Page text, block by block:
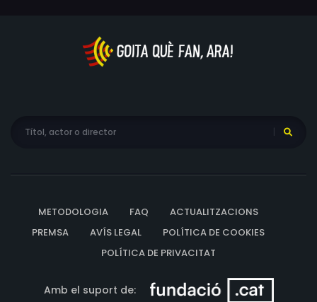
METODOLOGIA FAQ
ACTUALITZACIONS
PREMSA
AVÍS LEGAL
POLÍTICA DE COOKIES
POLÍTICA DE PRIVACITAT
Amb el suport de: